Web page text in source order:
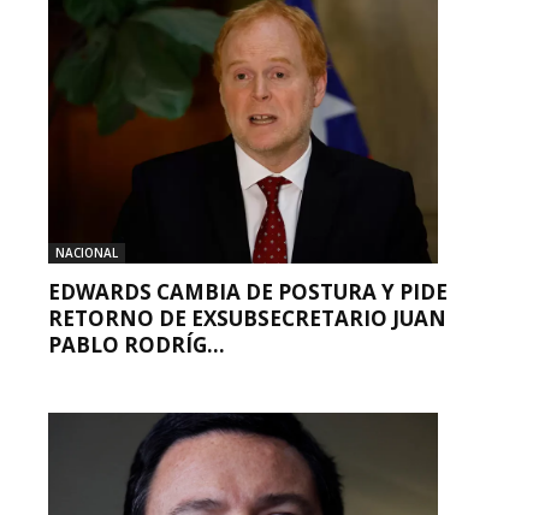
NACIONAL
EDWARDS CAMBIA DE POSTURA Y PIDE
RETORNO DE EXSUBSECRETARIO JUAN
PABLO RODRÍG...